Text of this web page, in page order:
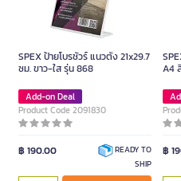
SPEX ป้ายโบรชัวร์ แนวตั้ง 21x29.7
ซม. ขาว-ใส รุ่น 868
Add-on Deal
Product Code 2091830
฿ 190.00
READY TO
SHIP
A4
฿